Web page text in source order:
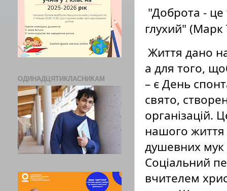
"Доброта -
глухий"
а для того,
– є День
свято,
організацій.
нашого життя
душевних мук
Соціальний
вчителем
ОДИНАДЦЯТИКЛАСНИКАМ